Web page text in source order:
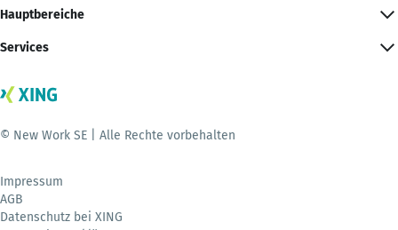
Hauptbereiche
Services
© New Work SE | Alle Rechte vorbehalten
Impressum
AGB
Datenschutz bei XING